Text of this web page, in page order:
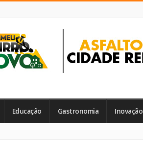
Educação Gastronomia Inovação